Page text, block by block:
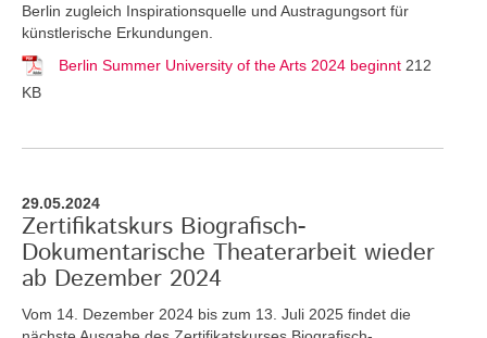
Berlin zugleich Inspirationsquelle und Austragungsort für
künstlerische Erkundungen.
Berlin Summer University of the Arts 2024 beginnt 212
KB
29.05.2024
Zertifikatskurs Biografisch-
Dokumentarische Theaterarbeit wieder
ab Dezember 2024
Vom 14. Dezember 2024 bis zum 13. Juli 2025 findet die